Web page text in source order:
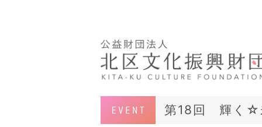
第18回 輝く☆